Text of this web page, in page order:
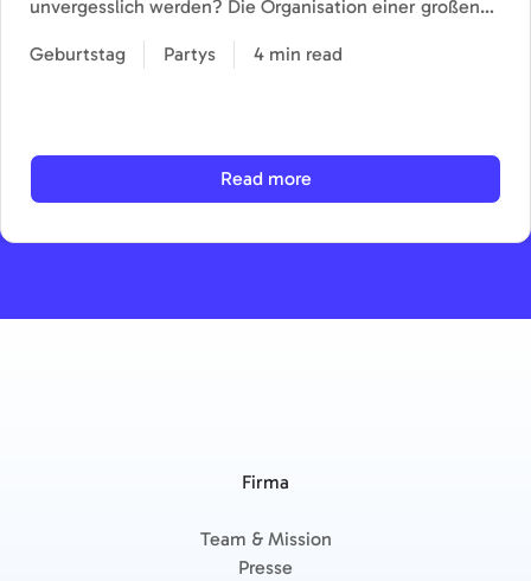
unvergesslich werden? Die Organisation einer großen…
Geburtstag Partys 4 min read
Read more
Firma
Team & Mission
Presse